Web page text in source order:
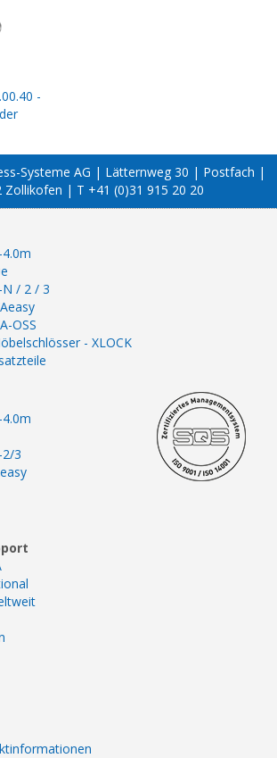
-
Systeme AG | Lätternweg 30 | Postfach |
Zollikofen | T +41 (0)31 915 20 20
N / 2 / 3
OSS
- XLOCK
2/3